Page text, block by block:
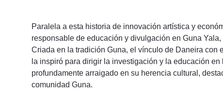
Paralela a esta historia de innovación artística y
responsable de educación y divulgación en Guna
Criada en la tradición Guna, el vínculo de Daneira con
la inspiró para dirigir la investigación y la educación
profundamente arraigado en su herencia cultural,
comunidad Guna.